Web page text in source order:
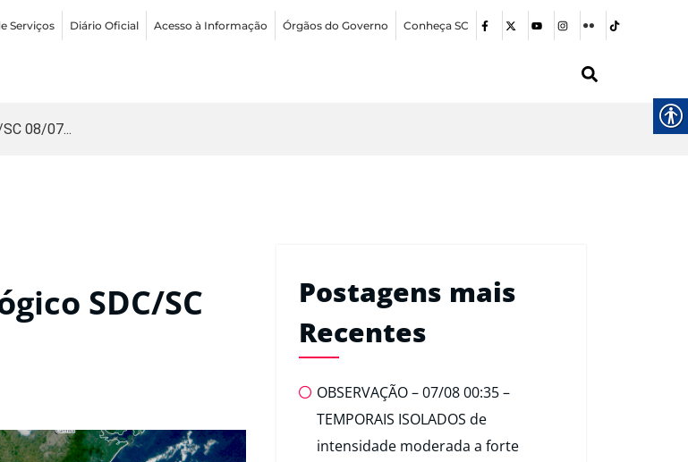
Serviços Diário Oficial Acesso à Informação Órgãos do Governo Conheça SC
08/07...
SDC/SC
Postagens mais
Recentes
OBSERVAÇÃO – 07/08 00:35 –
TEMPORAIS ISOLADOS de
intensidade moderada a forte